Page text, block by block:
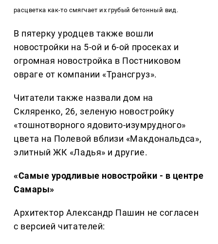
расцветка как-то смягчает их грубый бетонный вид.
В пятерку уродцев также вошли
новостройки на 5-ой и 6-ой просеках и
огромная новостройка в Постниковом
овраге от компании «Трансгруз».
Читатели также назвали дом на
Скляренко, 26, зеленую новостройку
«тошнотворного ядовито-изумрудного»
цвета на Полевой вблизи «Макдональдса»,
элитный ЖК «Ладья» и другие.
«Самые уродливые новостройки - в центре
Самары»
Архитектор Александр Пашин не согласен
с версией читателей: